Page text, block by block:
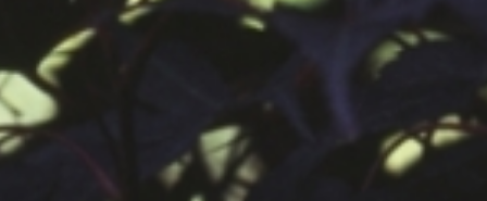
아틀리에
공지사항